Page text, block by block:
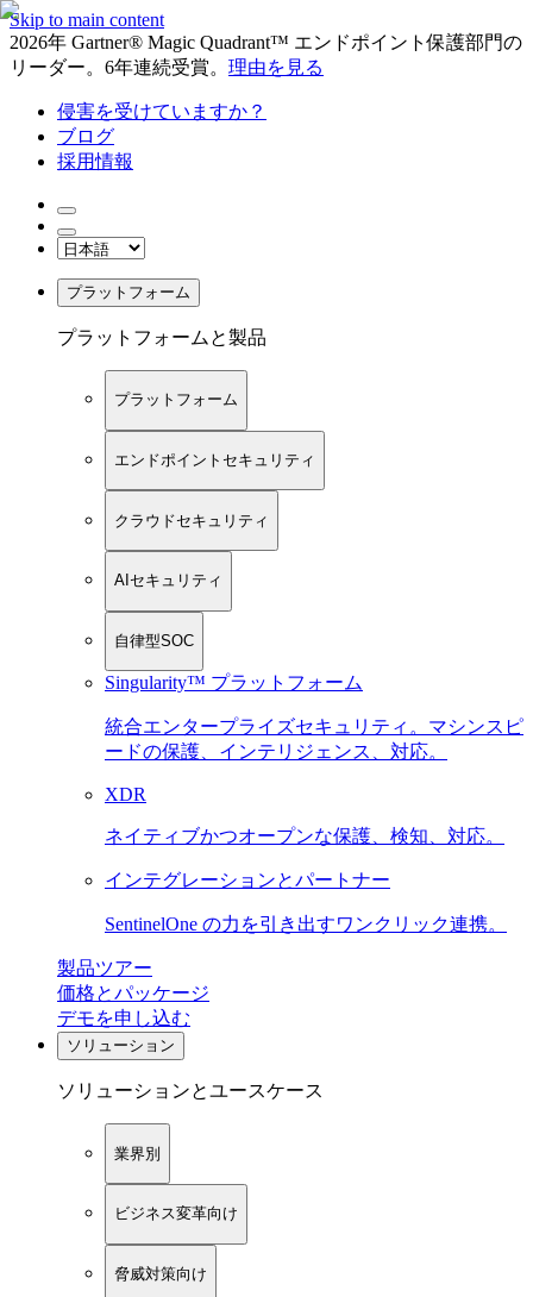
Skip to main content
2026年 Gartner® Magic Quadrant™ エンドポイント保護部門の
リーダー。6年連続受賞。 理由を見る
侵害を受けていますか？
ブログ
採用情報
プラットフォーム
プラットフォームと製品
プラットフォーム
エンドポイントセキュリティ
クラウドセキュリティ
AIセキュリティ
自律型SOC
Singularity™ プラットフォーム
統合エンタープライズセキュリティ。マシンスピ
ードの保護、インテリジェンス、対応。
XDR
ネイティブかつオープンな保護、検知、対応。
インテグレーションとパートナー
SentinelOne の力を引き出すワンクリック連携。
製品ツアー
価格とパッケージ
デモを申し込む
ソリューション
ソリューションとユースケース
業界別
ビジネス変革向け
脅威対策向け